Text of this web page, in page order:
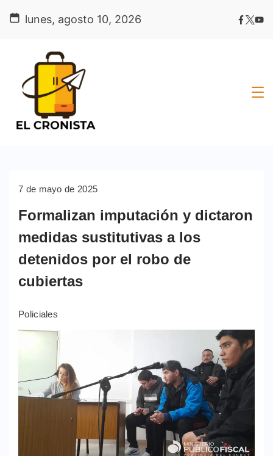
lunes, agosto 10, 2026
7 de mayo de 2025
Formalizan imputación y dictaron
medidas sustitutivas a los
detenidos por el robo de
cubiertas
Policiales